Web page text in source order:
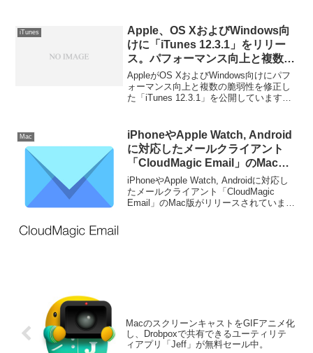
iTunes
Apple、OS XおよびWindows向
けに「iTunes 12.3.1」をリリー
ス。パフォーマンス向上と複数の
脆弱性を修正。
AppleがOS XおよびWindows向けにパフ
ォーマンス向上と複数の脆弱性を修正し
た「iTunes 12.3.1」を公開しています。
Mac
iPhoneやApple Watch, Android
に対応したメールクライアント
「CloudMagic Email」のMac版
がリリース。
iPhoneやApple Watch, Androidに対応し
たメールクライアント「CloudMagic
Email」のMac版がリリースされていま
MacのスクリーンキャストをGIFアニメ化
し、Drobpoxで共有できるユーティリテ
ィアプリ「Jeff」が無料セール中。